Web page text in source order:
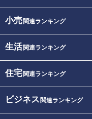
小売関連ランキング
生活関連ランキング
住宅関連ランキング
ビジネス 関連ランキング